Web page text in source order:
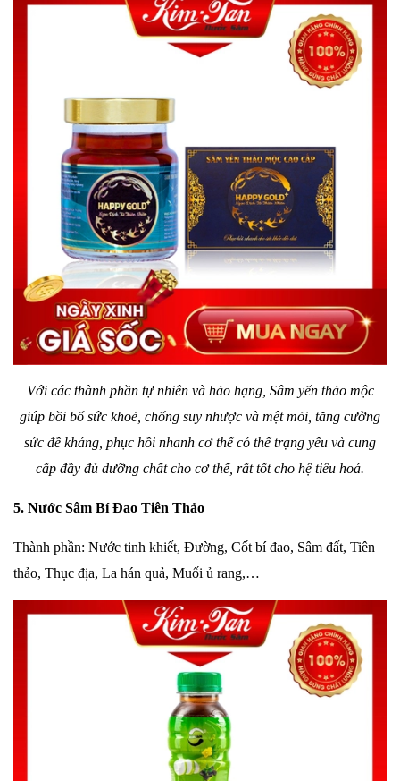
Vớicác thành phần tự nhiên và hảo hạng, Sâm yến thảo mộc
giúp bồi bổ sức khoẻ, chống suy nhược và mệt mỏi, tăng cường
sức đề kháng, phục hồi nhanh cơ thể có thể trạng yếu và cung
cấp đầy đủ dưỡng chất cho cơ thể, rất tốt cho hệ tiêu hoá.
5. Nước Sâm Bí Đao Tiên Thảo
Thành phần: Nước tinh khiết, Đường, Cốt bí đao, Sâm đất, Tiên
thảo, Thục địa, La hán quả, Muối ủ rang,…